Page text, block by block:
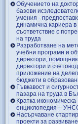
Обучението на
базови
умения -
динамична кариера в
съответствие с
на труда
Разработване на
учебни програми и
директори,
директори и
приложение на
бюджети в
Гъвкавост и
пазара на труда в
Кратка икономическа
енциклопедия –
Насърчаване
проекти за